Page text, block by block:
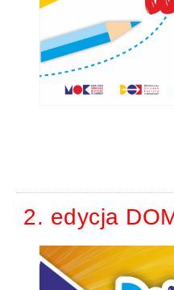
2. edycja